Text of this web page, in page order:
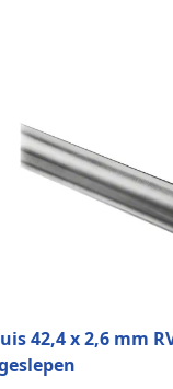
42,4 x 2,6 mm